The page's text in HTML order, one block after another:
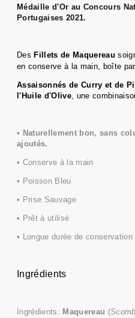
Médaille d'Or au Concours
Portugaises 2021.
Des Fillets de Maquereau
en conserve à la main, boîte
Assaisonnés de Curry et de
l'Huile d'Olive, une
• Naturellement bon, sans
ajoutés.
• Conserve à la main
• Poisson Bleu
• Prise Sauvage
• Prêt à utilisé
• Longue durée de conservation
Ingrédients
Ingrédients: Maquereau (